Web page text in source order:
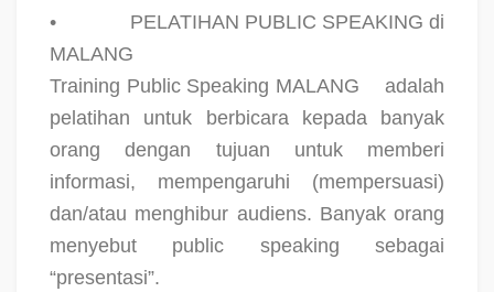
•
PELATIHAN PUBLIC SPEAKING di
MALANG
Training Public Speaking MALANG
adalah
pelatihan untuk berbicara kepada banyak
orang dengan tujuan untuk memberi
informasi, mempengaruhi (mempersuasi)
dan/atau menghibur audiens. Banyak orang
menyebut public speaking sebagai
“presentasi”.